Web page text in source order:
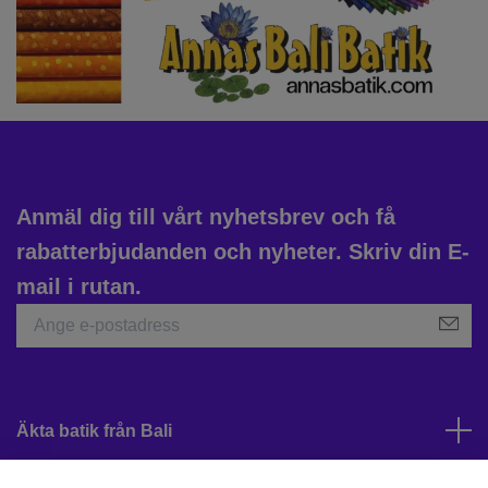
Anmäl dig till vårt nyhetsbrev och få
rabatterbjudanden och nyheter. Skriv din E-
mail i rutan.
Äkta batik från Bali